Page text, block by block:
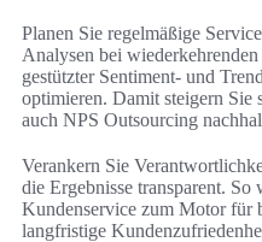
Planen Sie regelmäßige
Analysen bei
gestützter Sentiment- und
optimieren. Damit steigern
auch NPS Outsourcing
Verankern Sie
die Ergebnisse transparent.
Kundenservice zum Motor für
langfristige